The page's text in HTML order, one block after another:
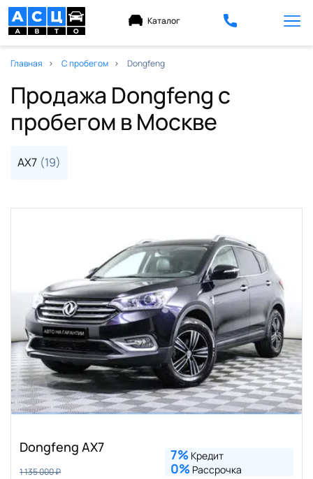
Каталог
Главная С пробегом Dongfeng
Продажа Dongfeng с
пробегом в Москве
AX7 (19)
Dongfeng AX7
1 135 000 ₽
7% Кредит
0% Рассрочка